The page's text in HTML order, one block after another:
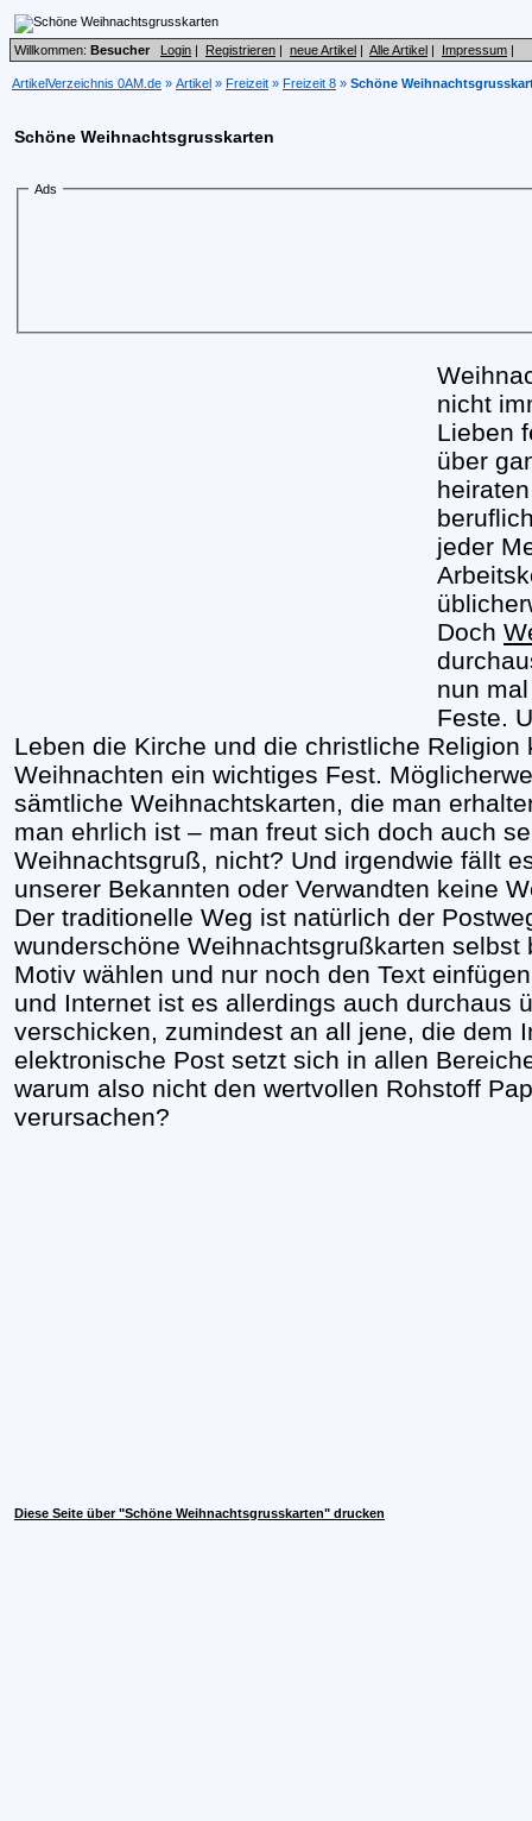
Willkommen: Besucher Login | Registrieren | neue Artikel | Alle Artikel | Impressum |
ArtikelVerzeichnis 0AM.de » Artikel » Freizeit » Freizeit 8 » Schöne
Schöne Weihnachtsgrusskarten
Ads
nicht
Lieben
über
jeder
Doch
nun
Feste.
Leben die Kirche und die christliche Religion
Weihnachten ein wichtiges Fest.
sämtliche Weihnachtskarten, die man
man ehrlich ist – man freut sich doch auch
Weihnachtsgruß, nicht? Und irgendwie fällt
unserer Bekannten oder Verwandten keine
Der traditionelle Weg ist natürlich der
wunderschöne Weihnachtsgrußkarten
Motiv wählen und nur noch den Text
und Internet ist es allerdings auch durchaus
verschicken, zumindest an all jene, die dem
elektronische Post setzt sich in allen
warum also nicht den wertvollen Rohstoff
verursachen?
Diese Seite über "Schöne Weihnachtsgrusskarten" drucken